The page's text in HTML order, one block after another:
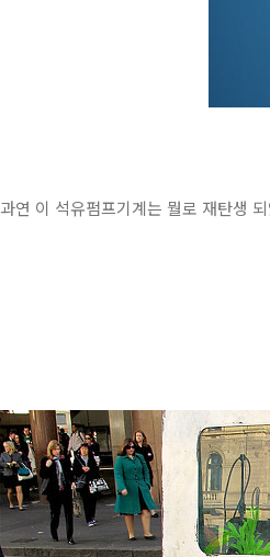
과연 이 석유펌프기계는 뭘로 재탄생